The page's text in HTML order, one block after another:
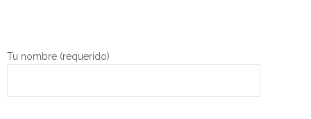
Tu nombre (requerido)